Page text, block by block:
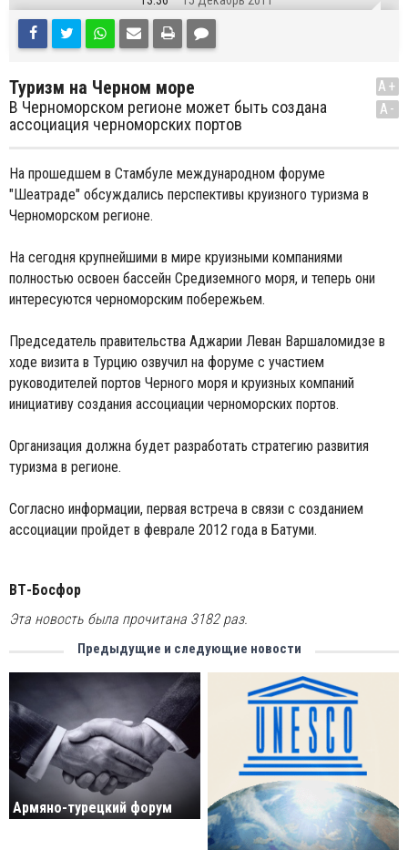
Туризм на Черном море
В Черноморском регионе может быть создана
ассоциация черноморских портов
A+
A-
На прошедшем в Стамбуле международном форуме
"Шеатраде" обсуждались перспективы круизного туризма в
Черноморском регионе.
На сегодня крупнейшими в мире круизными компаниями
полностью освоен бассейн Средиземного моря, и теперь они
интересуются черноморским побережьем.
Председатель правительства Аджарии Леван Варшаломидзе в
ходе визита в Турцию озвучил на форуме с участием
руководителей портов Черного моря и круизных компаний
инициативу создания ассоциации черноморских портов.
Организация должна будет разработать стратегию развития
туризма в регионе.
Согласно информации, первая встреча в связи с созданием
ассоциации пройдет в феврале 2012 года в Батуми.
ВТ-Босфор
Эта новость была прочитана 3182 раз.
Предыдущие и следующие новости
Армяно-турецкий форум